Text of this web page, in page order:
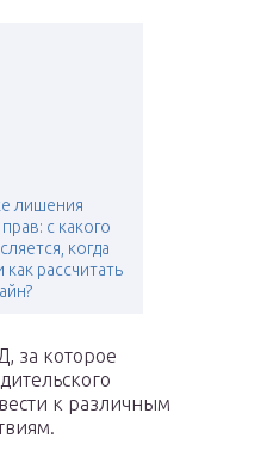
лишения
с какого
когда
как рассчитать
за которое
к различным